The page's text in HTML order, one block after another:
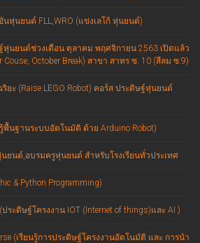
หุ่นยนต์ FLL,WRO (แข่งเลโก้ หุ่นยนต์)
หุ่นยนต์ช่วงเดือน ตุลาคม พฤศจิกายน 2563 เปิดแล้ว
Couse, October Break) สาขา สาทร ซ. 10 (สีลม ซ.9)
ยะ (Raise LEGO Robot) คอร์ส ประดิษฐ์หุ่นยนต์
รู้พื้นฐานระบบอัตโนมัติ ด้วย Arduino Robot)
ยนต์,อบรมครูหุ่นยนต์ สำหรับโรงเรียนทั่วประเทศ
& Python Programming)
ประดิษฐ์โครงงาน IOT (Internet of things)และ AI )
(เรียนรู้การประดิษฐ์โครงงานอัตโนมัติ และ การนำ